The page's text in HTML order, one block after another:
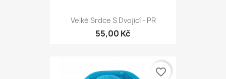
Velké Srdce S Dvojicí - PR
55,00 Kč
favorite_border